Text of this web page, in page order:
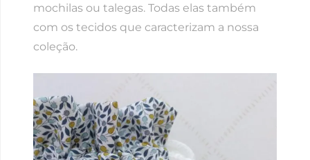
mochilas ou talegas. Todas elas também
com os tecidos que caracterizam a nossa
coleção.